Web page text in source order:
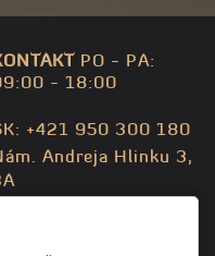
PO - PA:
- 18:00
+421 950 300 180
Andreja Hlinku 3,